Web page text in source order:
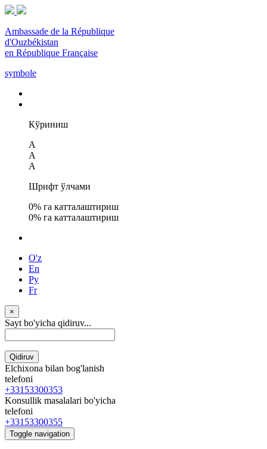
Ambassade de la République
d'Ouzbékistan
en République Française
symbole
Кўриниш
A
A
A
Шрифт ўлчами
0% га катталаштириш
0% га катталаштириш
O'z
En
Ру
Fr
×
Sayt bo'yicha qidiruv...
Qidiruv
Elchixona bilan bog'lanish
telefoni
+33153300353
Konsullik masalalari bo'yicha
telefoni
+33153300355
Toggle navigation